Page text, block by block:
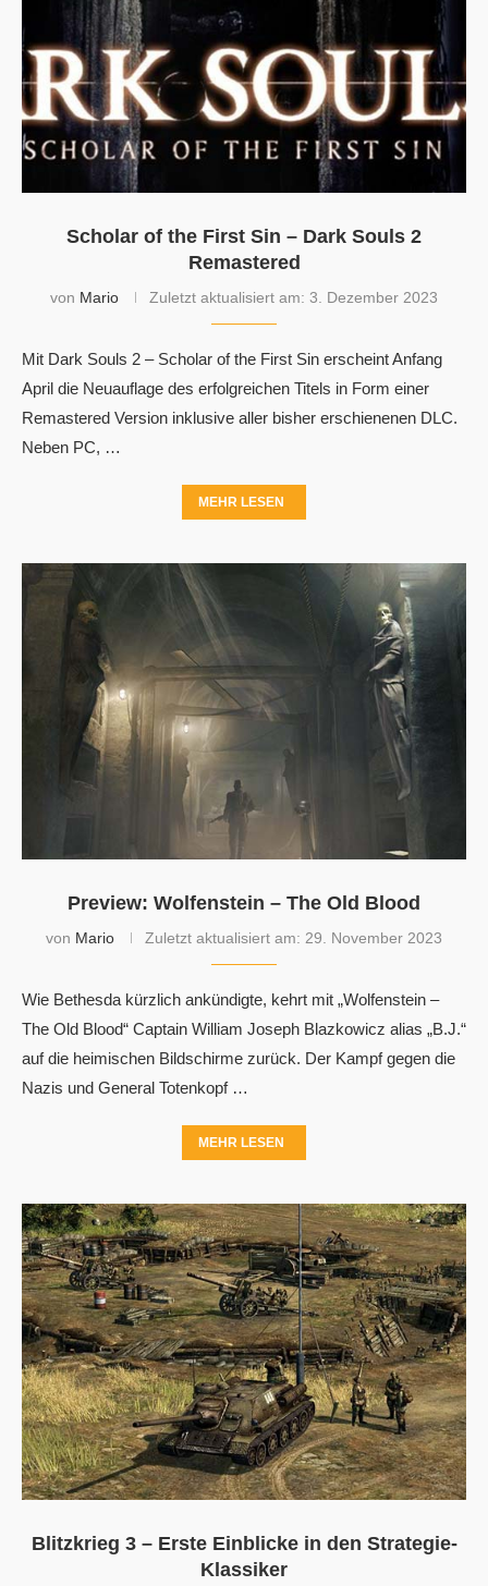
Scholar of the First Sin – Dark Souls 2
Remastered
von Mario Zuletzt aktualisiert am: 3. Dezember 2023
Mit Dark Souls 2 – Scholar of the First Sin erscheint Anfang
April die Neuauflage des erfolgreichen Titels in Form einer
Remastered Version inklusive aller bisher erschienenen DLC.
Neben PC, …
MEHR LESEN
Preview: Wolfenstein – The Old Blood
von Mario Zuletzt aktualisiert am: 29. November 2023
Wie Bethesda kürzlich ankündigte, kehrt mit „Wolfenstein –
The Old Blood“ Captain William Joseph Blazkowicz alias „B.J.“
auf die heimischen Bildschirme zurück. Der Kampf gegen die
Nazis und General Totenkopf …
MEHR LESEN
Blitzkrieg 3 – Erste Einblicke in den Strategie-
Klassiker